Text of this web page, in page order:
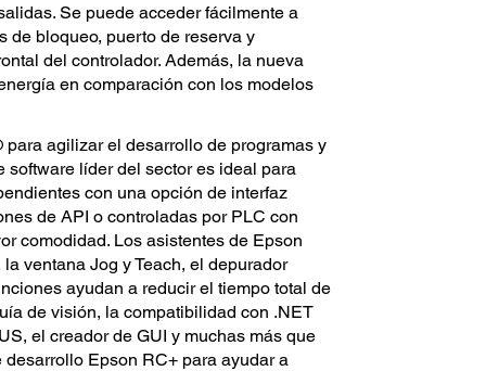
Se puede acceder fácilmente a
de bloqueo, puerto de reserva y
del controlador. Además, la nueva
en comparación con los modelos
agilizar el desarrollo de programas y
software líder del sector es ideal para
con una opción de interfaz
de API o controladas por PLC con
comodidad. Los asistentes de Epson
ventana Jog y Teach, el depurador
ayudan a reducir el tiempo total de
de visión, la compatibilidad con .NET
el creador de GUI y muchas más que
Epson RC+ para ayudar a